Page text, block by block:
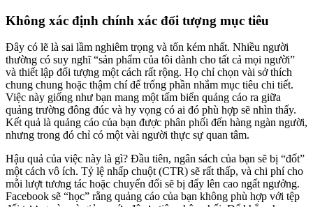
Không xác định chính xác đối tượng mục tiêu
Đây có lẽ là sai lầm nghiêm trọng và tốn kém nhất. Nhiều người
thường có suy nghĩ “sản phẩm của tôi dành cho tất cả mọi người”
và thiết lập đối tượng một cách rất rộng. Họ chỉ chọn vài sở thích
chung chung hoặc thậm chí để trống phần nhắm mục tiêu chi tiết.
Việc này giống như bạn mang một tấm biển quảng cáo ra giữa
quảng trường đông đúc và hy vọng có ai đó phù hợp sẽ nhìn thấy.
Kết quả là quảng cáo của bạn được phân phối đến hàng ngàn người,
nhưng trong đó chỉ có một vài người thực sự quan tâm.
Hậu quả của việc này là gì? Đầu tiên, ngân sách của bạn sẽ bị “đốt”
một cách vô ích. Tỷ lệ nhấp chuột (CTR) sẽ rất thấp, và chi phí cho
mỗi lượt tương tác hoặc chuyển đổi sẽ bị đẩy lên cao ngất ngưởng.
Facebook sẽ “học” rằng quảng cáo của bạn không phù hợp với tệp